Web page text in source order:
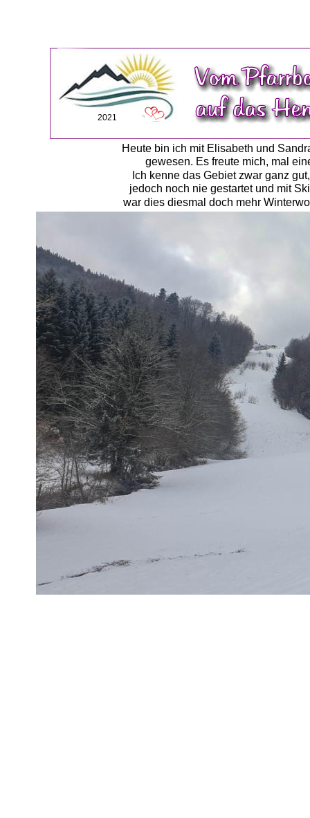
Heute bin ich mit Elisabeth und
gewesen. Es freute mich, mal
Ich kenne das Gebiet zwar ganz
jedoch noch nie gestartet und mit
war dies diesmal doch mehr
2021